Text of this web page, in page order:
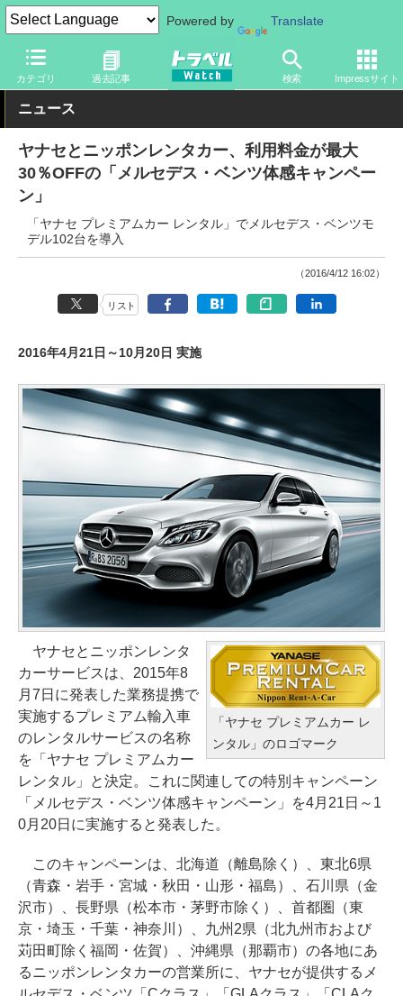
Powered by Translate
カテゴリ 過去記事 検索 Impressサイト
トラベル Watch 旅の方法 クルマ旅 ドライブ
ニュース
ヤナセとニッポンレンタカー、利用料金が最大
30％OFFの「メルセデス・ベンツ体感キャンペー
ン」
「ヤナセ プレミアムカー レンタル」でメルセデス・ベンツモ
デル102台を導入
（2016/4/12 16:02）
リスト
2016年4月21日～10月20日 実施
「ヤナセ プレミアムカー レ
ンタル」のロゴマーク
ヤナセとニッポンレンタ
カーサービスは、2015年8
月7日に発表した業務提携で
実施するプレミアム輸入車
のレンタルサービスの名称
を「ヤナセ プレミアムカー
レンタル」と決定。これに関連しての特別キャンペーン
「メルセデス・ベンツ体感キャンペーン」を4月21日～1
0月20日に実施すると発表した。
このキャンペーンは、北海道（離島除く）、東北6県
（青森・岩手・宮城・秋田・山形・福島）、石川県（金
沢市）、長野県（松本市・茅野市除く）、首都圏（東
京・埼玉・千葉・神奈川）、九州2県（北九州市および
苅田町除く福岡・佐賀）、沖縄県（那覇市）の各地にあ
るニッポンレンタカーの営業所に、ヤナセが提供するメ